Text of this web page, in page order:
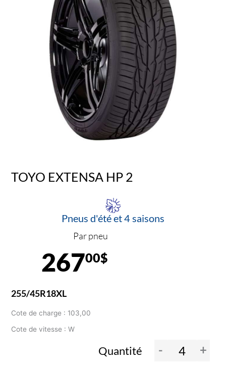
TOYO EXTENSA HP 2
Pneus d'été et 4 saisons
Par pneu
26700$
255/45R18XL
Cote de charge : 103,00
Cote de vitesse : W
Quantité - +